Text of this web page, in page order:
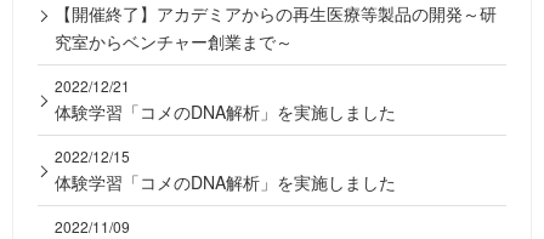
【開催終了】アカデミアからの再生医療等製品の開発～研
究室からベンチャー創業まで～
2022/12/21
体験学習「コメのDNA解析」を実施しました
2022/12/15
体験学習「コメのDNA解析」を実施しました
2022/11/09